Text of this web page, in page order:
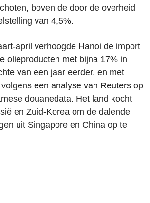
boven de door de overheid
van 4,5%.
april verhoogde Hanoi de import
olieproducten met bijna 17% in
van een jaar eerder, en met
een analyse van Reuters op
douanedata. Het land kocht
en Zuid-Korea om de dalende
uit Singapore en China op te